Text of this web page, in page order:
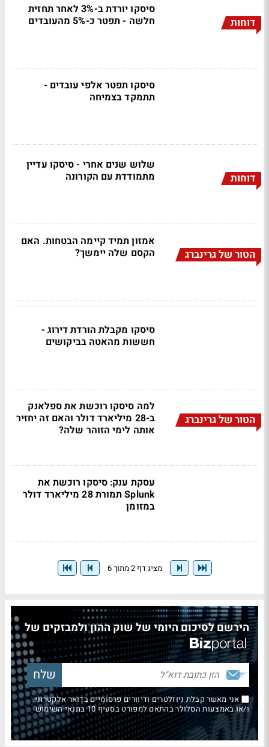
דוחות
סיסקו יורדת ב-3% לאחר תחזית
חלשה - תפטר כ-5% מהעובדים
סיסקו תפטר אלפי עובדים -
תתמקד בצמיחה
דוחות
שלוש שנים אחרי - סיסקו עדיין
מתמודדת עם הקורונה
הטור של גרינברג
אמזון תמיד קיימה הבטחות. האם
הקסם שלה יימשך?
סיסקו מקבלת הורדת דירוג -
חששות מהאטה בביקושים
הטור של גרינברג
למה סיסקו רוכשת את ספלאנק
ב-28 מיליארד דולר והאם זה יחזיר
אותה לימי הזוהר שלה?
עסקת ענק: סיסקו רוכשת את
Splunk תמורת 28 מיליארד דולר
במזומן
מציג דף 2 מתוך 6
הירשם לסיכום היומי של שוק ההון ולמבזקים של
אני מאשר קבלת ניוזלטרים ודיוורים פרסומיים בדואר אלקטרוני
ו/או באמצעות הסלולר בהתאם למפורט בסעיף 10 בתנאי השימוש